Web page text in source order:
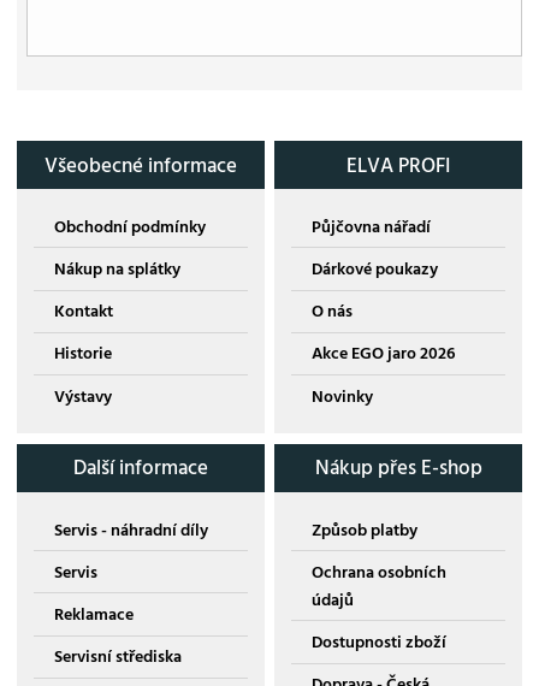
Všeobecné informace
Obchodní podmínky
Nákup na splátky
Kontakt
Historie
Výstavy
ELVA PROFI
Půjčovna nářadí
Dárkové poukazy
O nás
Akce EGO jaro 2026
Novinky
Další informace
Servis - náhradní díly
Servis
Reklamace
Servisní střediska
Nákup přes E-shop
Způsob platby
Ochrana osobních
údajů
Dostupnosti zboží